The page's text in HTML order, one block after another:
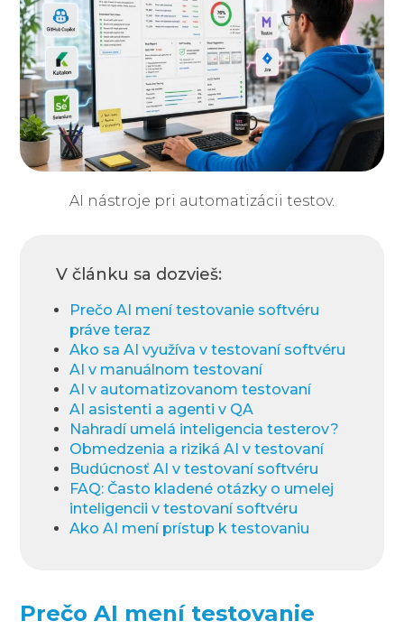
AI nástroje pri automatizácii testov.
V článku sa dozvieš:
Prečo AI mení testovanie softvéru
práve teraz
Ako sa AI využíva v testovaní softvéru
AI v manuálnom testovaní
AI v automatizovanom testovaní
AI asistenti a agenti v QA
Nahradí umelá inteligencia testerov?
Obmedzenia a riziká AI v testovaní
Budúcnosť AI v testovaní softvéru
FAQ: Často kladené otázky o umelej
inteligencii v testovaní softvéru
Ako AI mení prístup k testovaniu
Prečo AI mení testovanie